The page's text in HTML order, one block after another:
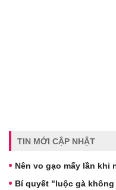
TIN MỚI CẬP NHẬT
Nên vo gạo mấy lần khi
Bí quyết "luộc gà